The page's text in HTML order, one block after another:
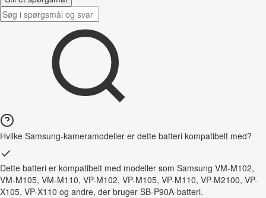
Hvilke Samsung-kameramodeller er dette batteri kompatibelt med?
Dette batteri er kompatibelt med modeller som Samsung VM-M102,
VM-M105, VM-M110, VP-M102, VP-M105, VP-M110, VP-M2100, VP-
X105, VP-X110 og andre, der bruger SB-P90A-batteri.